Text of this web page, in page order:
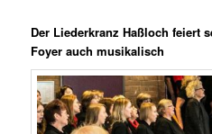
Der Liederkranz Haßloch feiert
Foyer auch musikalisch